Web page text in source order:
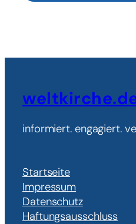
informiert. engagiert.
Startseite
Impressum
Datenschutz
Haftungsausschluss